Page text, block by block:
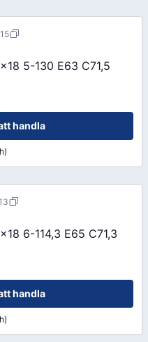
5-130 E63 C71,5
handla
6-114,3 E65 C71,3
handla